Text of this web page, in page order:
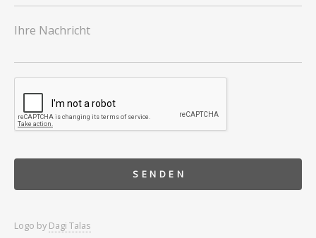
Logo by Dagi Talas